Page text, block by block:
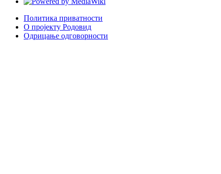
Политика приватности
О пројекту Родовид
Одрицање одговорности